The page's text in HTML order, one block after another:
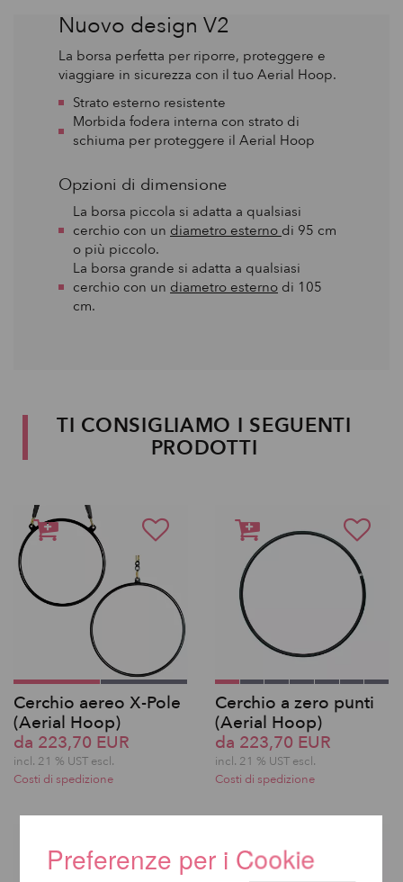
Nuovo design V2
La borsa perfetta per riporre, proteggere e
viaggiare in sicurezza con il tuo Aerial Hoop.
Strato esterno resistente
Morbida fodera interna con strato di
schiuma per proteggere il Aerial Hoop
Opzioni di dimensione
La borsa piccola si adatta a qualsiasi
cerchio con un diametro esterno di 95 cm
o più piccolo.
La borsa grande si adatta a qualsiasi
cerchio con un diametro esterno di 105
cm.
TI CONSIGLIAMO I SEGUENTI
PRODOTTI
Cerchio aereo X-Pole
(Aerial Hoop)
da 223,70 EUR
incl. 21 % UST escl.
Costi di spedizione
Cerchio a zero punti
(Aerial Hoop)
da 223,70 EUR
incl. 21 % UST escl.
Costi di spedizione
Preferenze per i Cookie